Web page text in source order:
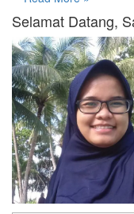
Selamat Datang,